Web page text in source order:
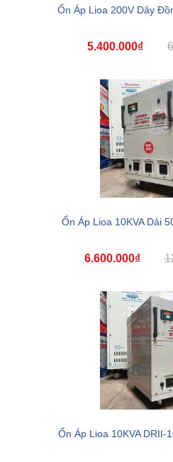
Ổn Áp Lioa 200V Dây
5.400.000₫
Ổn Áp Lioa 10KVA Dải
6.600.000₫
Ổn Áp Lioa 10KVA DRII-